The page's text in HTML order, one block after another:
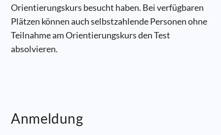
Orientierungskurs besucht haben. Bei verfügbaren
Plätzen können auch selbstzahlende Personen ohne
Teilnahme am Orientierungskurs den Test
absolvieren.
Anmeldung